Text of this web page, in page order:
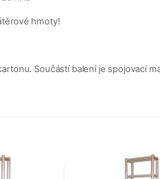
hmoty!
Součástí balení je spojovací